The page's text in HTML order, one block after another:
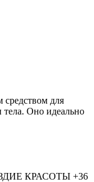
средством для
Оно идеально
КРАСОТЫ +36